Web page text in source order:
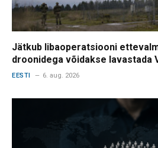
Jätkub libaoperatsiooni
droonidega võidakse lavastada
EESTI 6. aug. 2026